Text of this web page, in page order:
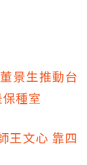
景生推動台
種室
王文心 靠四